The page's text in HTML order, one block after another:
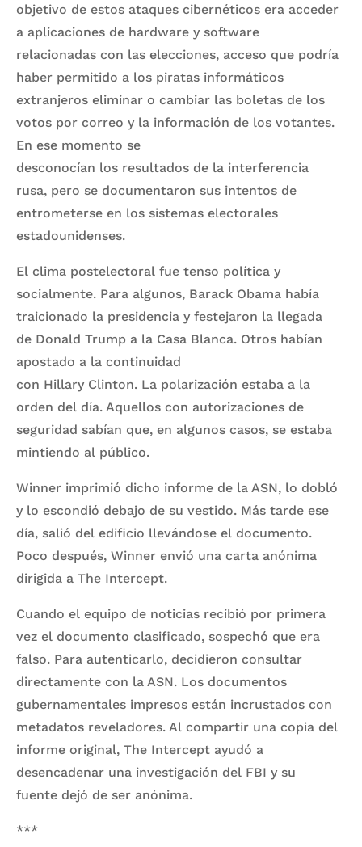
objetivo de estos ataques cibernéticos era acceder
a aplicaciones de hardware y software
relacionadas con las elecciones, acceso que podría
haber permitido a los piratas informáticos
extranjeros eliminar o cambiar las boletas de los
votos por correo y la información de los votantes.
En ese momento se
desconocían los resultados de la interferencia
rusa, pero se documentaron sus intentos de
entrometerse en los sistemas electorales
estadounidenses.
El clima postelectoral fue tenso política y
socialmente. Para algunos, Barack Obama había
traicionado la presidencia y festejaron la llegada
de Donald Trump a la Casa Blanca. Otros habían
apostado a la continuidad
con Hillary Clinton. La polarización estaba a la
orden del día. Aquellos con autorizaciones de
seguridad sabían que, en algunos casos, se estaba
mintiendo al público.
Winner imprimió dicho informe de la ASN, lo dobló
y lo escondió debajo de su vestido. Más tarde ese
día, salió del edificio llevándose el documento.
Poco después, Winner envió una carta anónima
dirigida a The Intercept.
Cuando el equipo de noticias recibió por primera
vez el documento clasificado, sospechó que era
falso. Para autenticarlo, decidieron consultar
directamente con la ASN. Los documentos
gubernamentales impresos están incrustados con
metadatos reveladores. Al compartir una copia del
informe original, The Intercept ayudó a
desencadenar una investigación del FBI y su
fuente dejó de ser anónima.
***